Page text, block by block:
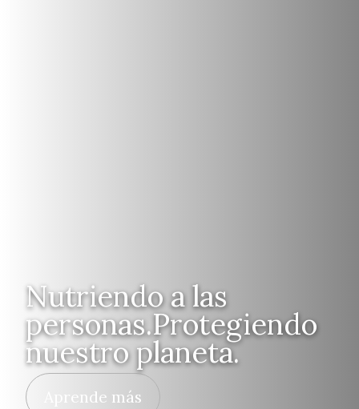
Nutriendo a las
personas.Protegiendo
nuestro planeta.
Aprende más